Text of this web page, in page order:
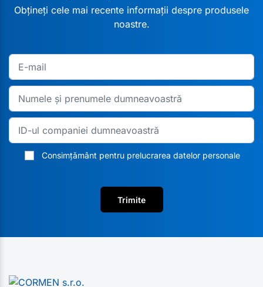
Obțineți cele mai recente informații despre produsele
noastre.
Consimțământ pentru prelucrarea datelor personale
Trimite